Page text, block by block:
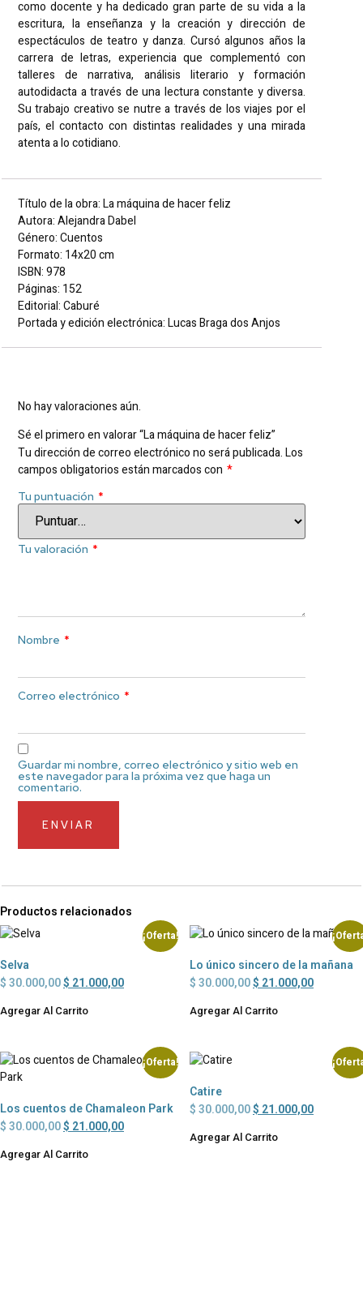
como docente y ha dedicado gran parte de su vida a la
escritura, la enseñanza y la creación y dirección de
espectáculos de teatro y danza. Cursó algunos años la
carrera de letras, experiencia que complementó con
talleres de narrativa, análisis literario y formación
autodidacta a través de una lectura constante y diversa.
Su trabajo creativo se nutre a través de los viajes por el
país, el contacto con distintas realidades y una mirada
atenta a lo cotidiano.
Título de la obra: La máquina de hacer feliz
Autora: Alejandra Dabel
Género: Cuentos
Formato: 14x20 cm
ISBN: 978
Páginas: 152
Editorial: Caburé
Portada y edición electrónica: Lucas Braga dos Anjos
No hay valoraciones aún.
Sé el primero en valorar “La máquina de hacer feliz”
Tu dirección de correo electrónico no será publicada.Los
campos obligatorios están marcados con *
Tu puntuación *
Tu valoración *
Nombre *
Correo electrónico *
Guardar mi nombre, correo electrónico y sitio web en
este navegador para la próxima vez que haga un
comentario.
Productos relacionados
¡Oferta!
Selva
$ 30.000,00$ 21.000,00
Agregar Al Carrito
Lo único sincero de la mañana
$ 30.000,00$ 21.000,00
Agregar Al Carrito
¡Oferta!
Los cuentos de Chamaleon Park
$ 30.000,00$ 21.000,00
Agregar Al Carrito
Catire
$ 30.000,00$ 21.000,00
Agregar Al Carrito